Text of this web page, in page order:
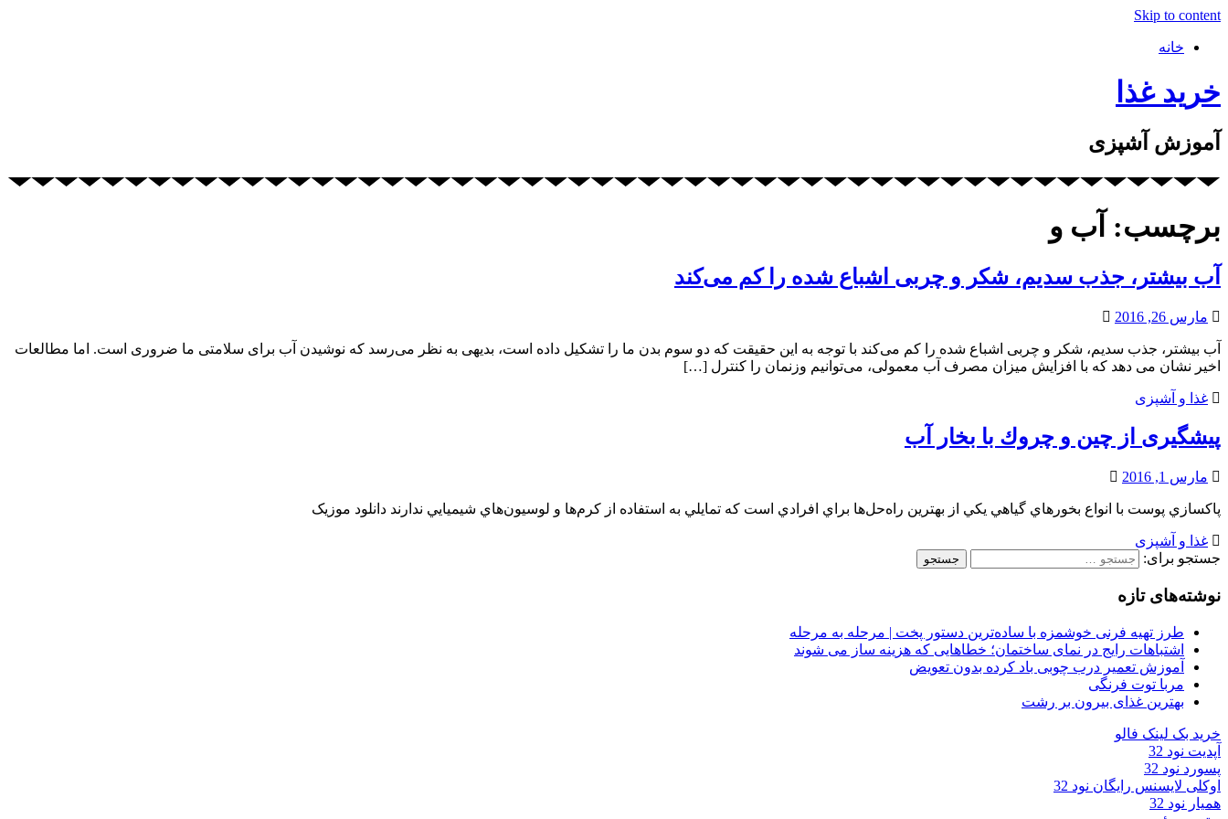
Skip to content
خانه
خرید غذا
آموزش آشپزی
برچسب: آب و
آب بیشتر، جذب سدیم، شکر و چربی اشباع شده را کم می‌کند
مارس 26, 2016
آب بیشتر، جذب سدیم، شکر و چربی اشباع شده را کم می‌کند با توجه به این حقیقت که دو سوم بدن ما را تشکیل داده است، بدیهی به نظر می‌رسد که نوشیدن آب برای سلامتی ما ضروری است. اما مطالعات
اخیر نشان می دهد که با افزایش میزان مصرف آب معمولی، می‌توانیم وزنمان را کنترل […]
غذا و آشپزی
پيشگيری از چين و چروك با بخار آب
مارس 1, 2016
پاكسازي پوست با انواع بخورهاي گياهي يكي از بهترين راه‌حل‌ها براي افرادي است كه تمايلي به استفاده از كرم‌ها و لوسيون‌هاي شيميايي ندارند دانلود موزیک
غذا و آشپزی
جستجو برای:
نوشته‌های تازه
طرز تهیه فرنی خوشمزه با ساده‌ترین دستور پخت | مرحله به مرحله
اشتباهات رایج در نمای ساختمان؛ خطاهایی که هزینه ساز می شوند
آموزش تعمیر درب چوبی باد کرده بدون تعویض
مربا توت فرنگی
بهترین غذای بیرون بر رشت
خرید بک لینک فالو
آپدیت نود 32
پسورد نود 32
اوکلی لایسنس رایگان نود 32
همیار نود 32